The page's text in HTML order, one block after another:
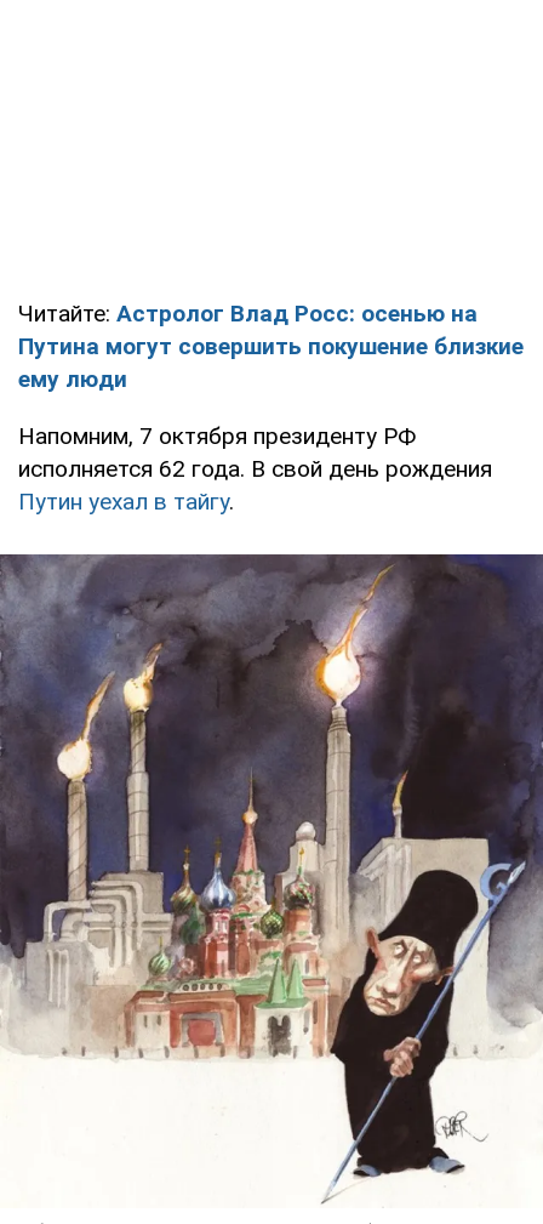
Читайте: Астролог Влад Росс: осенью на
Путина могут совершить покушение близкие
ему люди
Напомним, 7 октября президенту РФ
исполняется 62 года. В свой день рождения
Путин уехал в тайгу.